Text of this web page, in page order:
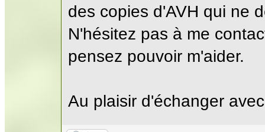
des copies d'AVH qui ne
N'hésitez pas à me
pensez pouvoir m'aider.
Au plaisir d'échanger